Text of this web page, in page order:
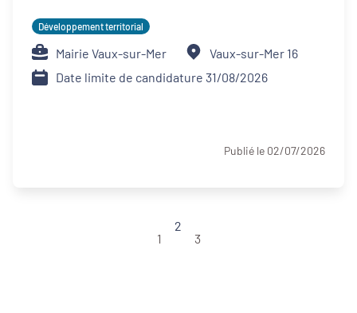
Développement territorial
Mairie Vaux-sur-Mer
Vaux-sur-Mer 16
Date limite de candidature 31/08/2026
Publié le 02/07/2026
1
2
3